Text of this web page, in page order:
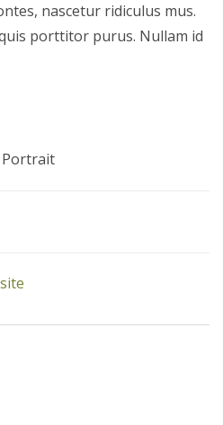
nascetur ridiculus mus.
porttitor purus. Nullam id
Portrait